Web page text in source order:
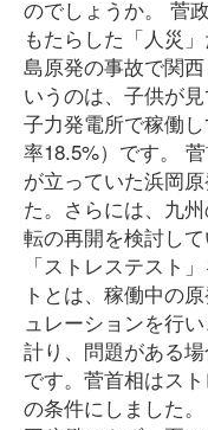
のでしょうか。 菅
もたらした「人災
島原発の事故で関
いうのは、子供が
子力発電所で稼働
率18.5%）です。
が立っていた浜岡
た。さらには、九
転の再開を検討して
「ストレステスト
トとは、稼働中の
ュレーションを行
計り、問題がある
です。菅首相はス
の条件にしました